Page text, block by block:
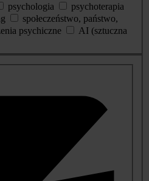
psychologia
psychoterapia
społeczeństwo, państwo,
psychiczne
AI (sztuczna